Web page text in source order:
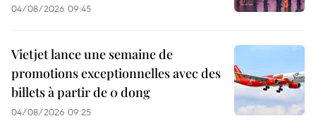
04/08/2026 09:45
Vietjet lance une semaine de
promotions exceptionnelles avec des
billets à partir de 0 dong
04/08/2026 09:25